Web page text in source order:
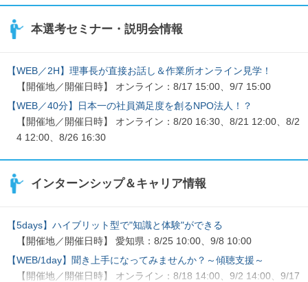
本選考セミナー・説明会情報
【WEB／2H】理事長が直接お話し＆作業所オンライン見学！
【開催地／開催日時】 オンライン：8/17 15:00、9/7 15:00
【WEB／40分】日本一の社員満足度を創るNPO法人！？
【開催地／開催日時】 オンライン：8/20 16:30、8/21 12:00、8/2
4 12:00、8/26 16:30
インターンシップ＆キャリア情報
【5days】ハイブリット型で"知識と体験"ができる
【開催地／開催日時】 愛知県：8/25 10:00、9/8 10:00
【WEB/1day】聞き上手になってみませんか？～傾聴支援～
【開催地／開催日時】 オンライン：8/18 14:00、9/2 14:00、9/17